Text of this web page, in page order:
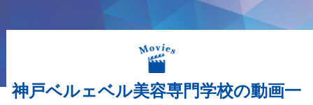
神戸ベルェベル美容専門学校の動画一